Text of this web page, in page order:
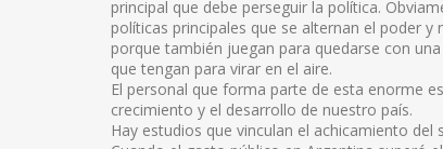
principal que debe perseguir la política.
políticas principales que se alternan el poder
porque también juegan para quedarse con
que tengan para virar en el aire.
El personal que forma parte de esta enorme
crecimiento y el desarrollo de nuestro país.
Hay estudios que vinculan el achicamiento